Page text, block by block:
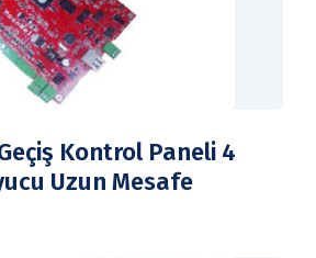
Kontrol Paneli 4
Uzun Mesafe